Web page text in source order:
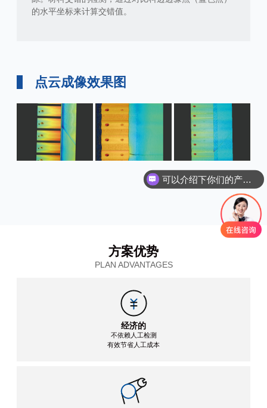
的水平坐标来计算交错值。
点云成像效果图
方案优势
PLAN ADVANTAGES
经济的
不依赖人工检测
有效节省人工成本
可以介绍下你们的产品么